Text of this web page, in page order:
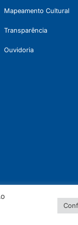
Mapeamento Cultural
Transparência
Ouvidoria